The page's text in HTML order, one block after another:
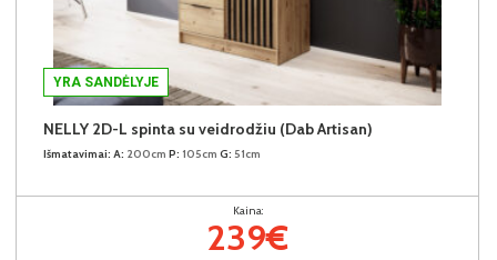
YRA SANDĖLYJE
NELLY 2D-L spinta su veidrodžiu (Dab Artisan)
Išmatavimai: A: 200cm P: 105cm G: 51cm
Kaina:
239€